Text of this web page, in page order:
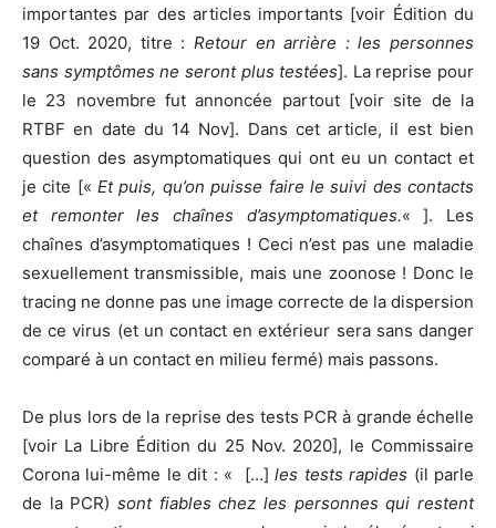
importantes par des articles importants [voir Édition du
19 Oct. 2020, titre : Retour en arrière : les personnes
sans symptômes ne seront plus testées]. La reprise pour
le 23 novembre fut annoncée partout [voir site de la
RTBF en date du 14 Nov]. Dans cet article, il est bien
question des asymptomatiques qui ont eu un contact et
je cite [«Et puis, qu’on puisse faire le suivi des contacts
et remonter les chaînes d’asymptomatiques.« ]. Les
chaînes d’asymptomatiques ! Ceci n’est pas une maladie
sexuellement transmissible, mais une zoonose ! Donc le
tracing ne donne pas une image correcte de la dispersion
de ce virus (et un contact en extérieur sera sans danger
comparé à un contact en milieu fermé) mais passons.
De plus lors de la reprise des tests PCR à grande échelle
[voir La Libre Édition du 25 Nov. 2020], le Commissaire
Corona lui-même le dit : « […] les tests rapides (il parle
de la PCR) sont fiables chez les personnes qui restent